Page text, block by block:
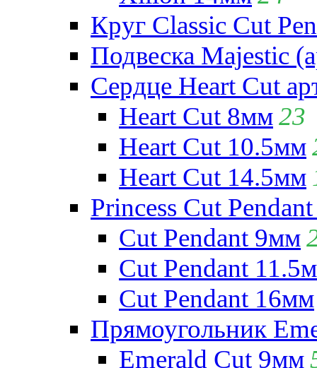
Круг Classic Cut
Подвеска Majestic
Сердце Heart Cut
Heart Cut 8мм23
Heart Cut 10.5мм
Heart Cut 14.5мм
Princess Cut
Cut Pendant 9мм
Cut Pendant
Cut Pendant 16мм
Прямоугольник
Emerald Cut 9мм